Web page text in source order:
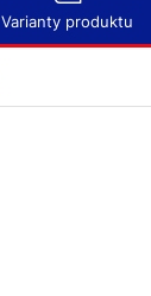
Varianty produktu